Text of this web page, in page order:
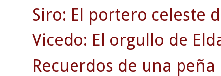
Siro: El portero celeste
Vicedo: El orgullo de
Recuerdos de una peña